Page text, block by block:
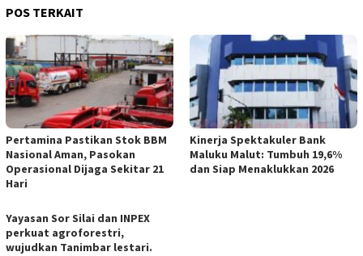
POS TERKAIT
Pertamina Pastikan Stok BBM
Nasional Aman, Pasokan
Operasional Dijaga Sekitar 21
Hari
Kinerja Spektakuler Bank
Maluku Malut: Tumbuh 19,6%
dan Siap Menaklukkan 2026
Yayasan Sor Silai dan INPEX
perkuat agroforestri,
wujudkan Tanimbar lestari.